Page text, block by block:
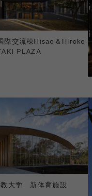
際交流棟Hisao＆Hiroko
PLAZA
教大学 新体育施設